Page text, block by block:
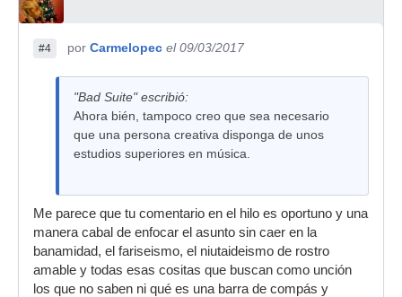
#4 por Carmelopec el 09/03/2017
"Bad Suite" escribió:
Ahora bién, tampoco creo que sea necesario
que una persona creativa disponga de unos
estudios superiores en música.
Me parece que tu comentario en el hilo es oportuno y una
manera cabal de enfocar el asunto sin caer en la
banamidad, el fariseismo, el niutaideismo de rostro
amable y todas esas cositas que buscan como unción
los que no saben ni qué es una barra de compás y